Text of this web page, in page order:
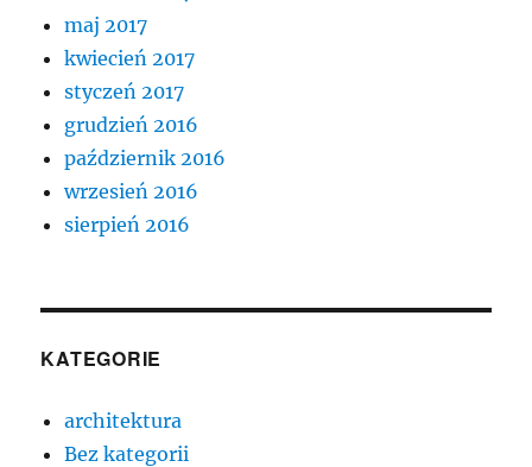
maj 2017
kwiecień 2017
styczeń 2017
grudzień 2016
październik 2016
wrzesień 2016
sierpień 2016
KATEGORIE
architektura
Bez kategorii